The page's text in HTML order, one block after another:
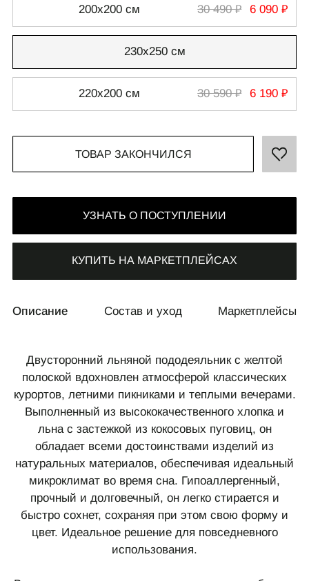
200х200 см 30 490 ₽ 6 090 ₽
230х250 см
220х200 см 30 590 ₽ 6 190 ₽
ТОВАР ЗАКОНЧИЛСЯ
УЗНАТЬ О ПОСТУПЛЕНИИ
КУПИТЬ НА МАРКЕТПЛЕЙСАХ
Описание Состав и уход Маркетплейсы
Двусторонний льняной пододеяльник с желтой
полоской вдохновлен атмосферой классических
курортов, летними пикниками и теплыми вечерами.
Выполненный из высококачественного хлопка и
льна с застежкой из кокосовых пуговиц, он
обладает всеми достоинствами изделий из
натуральных материалов, обеспечивая идеальный
микроклимат во время сна. Гипоаллергенный,
прочный и долговечный, он легко стирается и
быстро сохнет, сохраняя при этом свою форму и
цвет. Идеальное решение для повседневного
использования.
СВЯЗАТЬСЯ С НАМИ
+7 495 011-28-05
Телеграм